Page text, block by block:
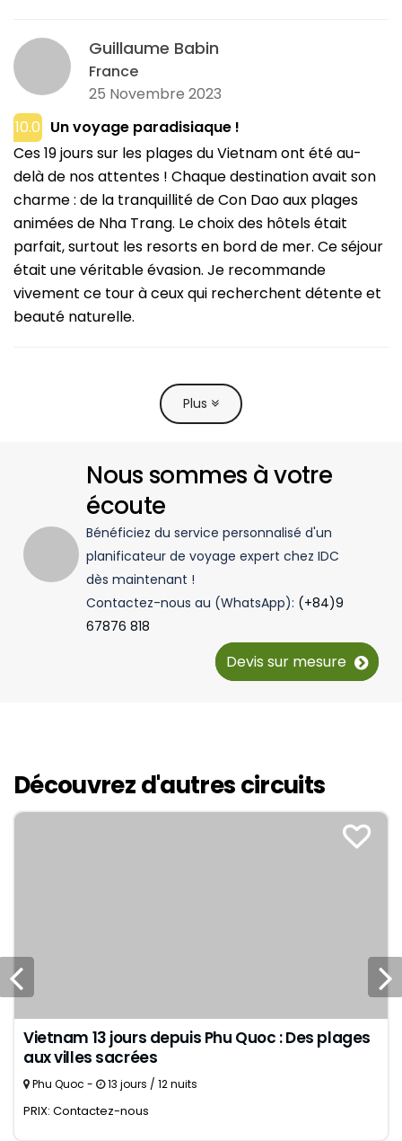
Guillaume Babin
France
25 Novembre 2023
10.0 Un voyage paradisiaque !
Ces 19 jours sur les plages du Vietnam ont été au-
delà de nos attentes ! Chaque destination avait son
charme : de la tranquillité de Con Dao aux plages
animées de Nha Trang. Le choix des hôtels était
parfait, surtout les resorts en bord de mer. Ce séjour
était une véritable évasion. Je recommande
vivement ce tour à ceux qui recherchent détente et
beauté naturelle.
Plus
Nous sommes à votre
écoute
Bénéficiez du service personnalisé d'un
planificateur de voyage expert chez IDC
dès maintenant !
Contactez-nous au (WhatsApp): (+84)9
67876 818
Devis sur mesure
Découvrez d'autres circuits
Vietnam 13 jours depuis Phu Quoc : Des plages
aux villes sacrées
Phu Quoc - 13 jours / 12 nuits
PRIX: Contactez-nous